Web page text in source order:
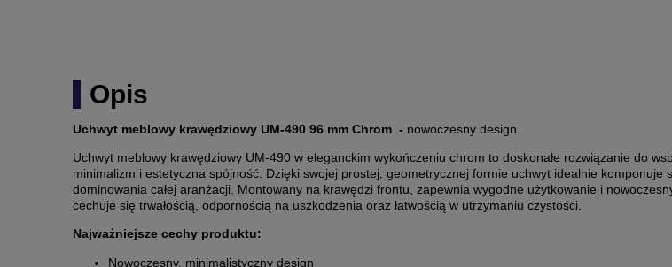
Opis
Uchwyt meblowy krawędziowy UM-490 96 mm Chrom - nowoczesny design.
Uchwyt meblowy krawędziowy UM-490 w eleganckim wykończeniu chrom to doskonałe rozwiązanie do
minimalizm i estetyczna spójność. Dzięki swojej prostej, geometrycznej formie uchwyt idealnie
dominowania całej aranżacji. Montowany na krawędzi frontu, zapewnia wygodne użytkowanie i
cechuje się trwałością, odpornością na uszkodzenia oraz łatwością w utrzymaniu czystości.
Najważniejsze cechy produktu:
Nowoczesny, minimalistyczny design